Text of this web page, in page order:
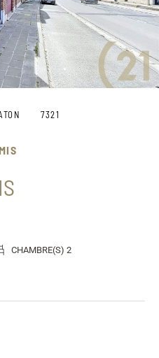
7321
CHAMBRE(S) 2